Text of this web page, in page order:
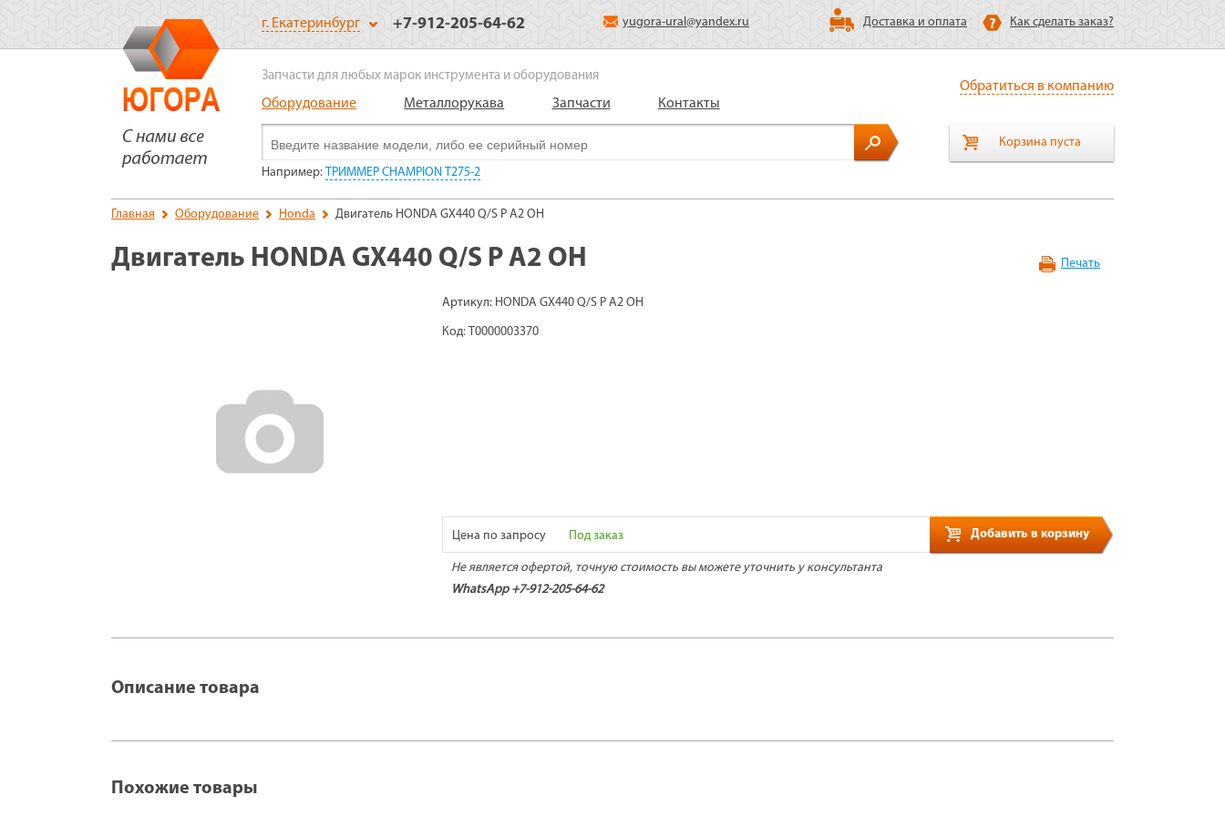
г. Екатеринбург +7-912-205-64-62 yugora-ural@yandex.ru Доставка и оплата Как сделать заказ?
Запчасти для любых марок инструмента и оборудования
Оборудование Металлорукава Запчасти Контакты
Обратиться в компанию
Корзина пуста
Например: ТРИММЕР CHAMPION Т275-2
Главная Оборудование Honda Двигатель HONDA GX440 Q/S P A2 OH
Двигатель HONDA GX440 Q/S P A2 OH Печать
Артикул: HONDA GX440 Q/S P A2 OH
Код: Т0000003370
Цена по запросу Под заказ Добавить в корзину
Не является офертой, точную стоимость вы можете уточнить у консультанта
WhatsApp +7-912-205-64-62
Описание товара
Похожие товары